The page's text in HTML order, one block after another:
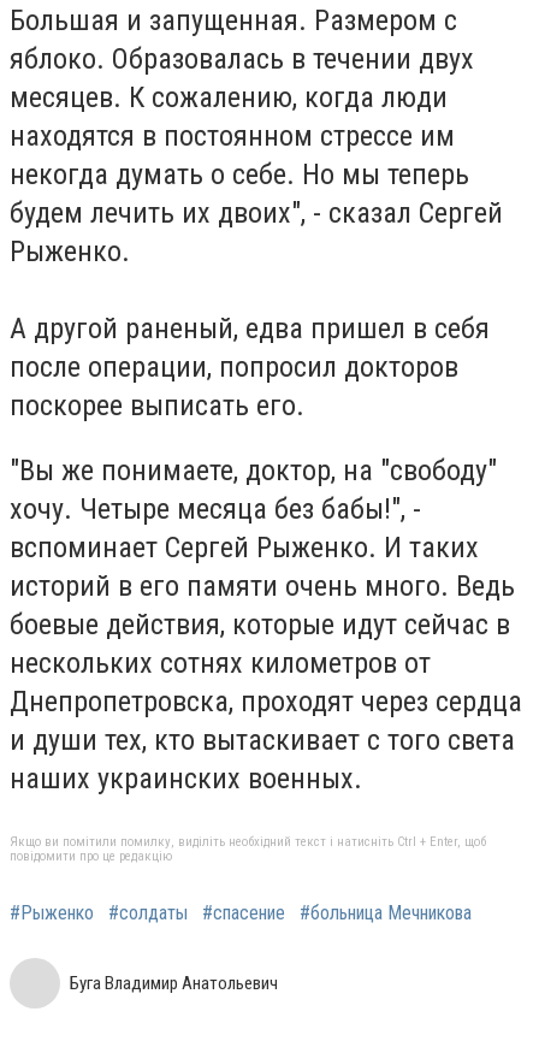
Большая и запущенная. Размером с
яблоко. Образовалась в течении двух
месяцев. К сожалению, когда люди
находятся в постоянном стрессе им
некогда думать о себе. Но мы теперь
будем лечить их двоих", - сказал Сергей
Рыженко.
А другой раненый, едва пришел в себя
после операции, попросил докторов
поскорее выписать его.
"Вы же понимаете, доктор, на "свободу"
хочу. Четыре месяца без бабы!", -
вспоминает Сергей Рыженко. И таких
историй в его памяти очень много. Ведь
боевые действия, которые идут сейчас в
нескольких сотнях километров от
Днепропетровска, проходят через сердца
и души тех, кто вытаскивает с того света
наших украинских военных.
Якщо ви помітили помилку, виділіть необхідний текст і натисніть Ctrl + Enter, щоб
повідомити про це редакцію
#Рыженко #солдаты #спасение #больница Мечникова
Буга Владимир Анатольевич